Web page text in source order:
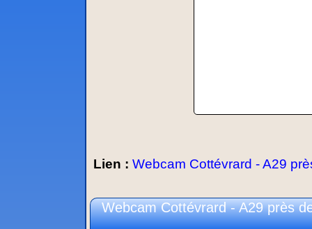
Lien : Webcam Cottévrard - A29
Webcam Cottévrard - A29 près